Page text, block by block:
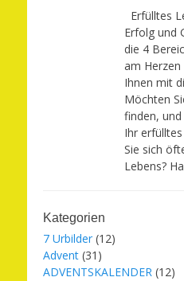
Erfülltes
Erfolg und
die 4
am Herzen
Ihnen mit
Möchten
finden,
Ihr
Sie sich
Lebens?
Kategorien
7 Urbilder (12)
Advent (31)
ADVENTSKALENDER (12)